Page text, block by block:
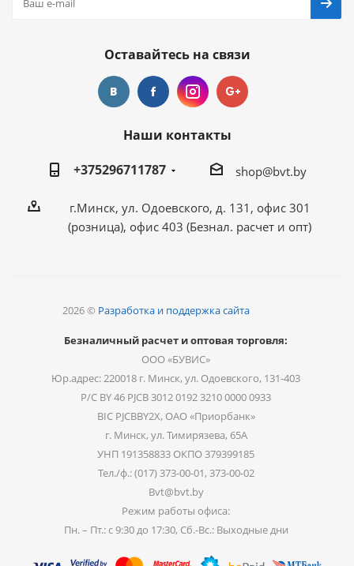
Оставайтесь на связи
Наши контакты
+375296711787
shop@bvt.by
г.Минск, ул. Одоевского, д. 131, офис 301
(розница), офис 403 (Безнал. расчет и опт)
2026 © Разработка и поддержка сайта
Безналичный расчет и оптовая торговля:
ООО «БУВИС»
Юр.адрес: 220018 г. Минск, ул. Одоевского, 131-403
Р/С BY 46 PJCB 3012 0192 3210 0000 0933
BIC PJCBBY2X, ОАО «Приорбанк»
г. Минск, ул. Тимирязева, 65А
УНП 191358833 ОКПО 379399185
Тел./ф.: (017) 373-00-01, 373-00-02
Bvt@bvt.by
Режим работы офиса:
Пн. – Пт.: с 9:30 до 17:30, Сб.-Вс.: Выходные дни